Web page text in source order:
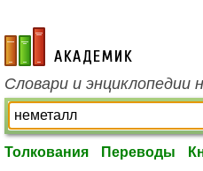
academic.ru
Словари и энциклопедии
Толкования Переводы